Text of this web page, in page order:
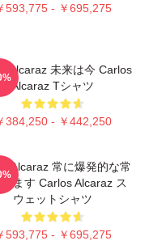
593,775 - ￥695,275
Alcaraz 未来は今 Carlos
Alcaraz Tシャツ
384,250 - ￥442,250
Alcaraz 常に爆発的な常
ます Carlos Alcaraz ス
ウェットシャツ
593,775 - ￥695,275